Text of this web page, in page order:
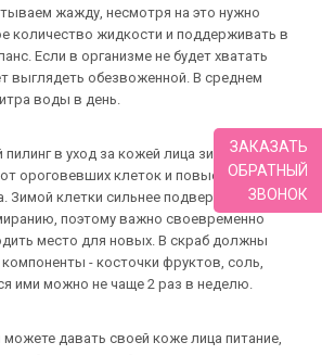
жажду, несмотря на это нужно
количество жидкости и поддерживать в
Если в организме не будет хватать
выглядеть обезвоженной. В среднем
воды в день.
в уход за кожей лица зимой. Он
ороговевших клеток и повысит
Зимой клетки сильнее подвержены
поэтому важно своевременно
место для новых. В скраб должны
- косточки фруктов, соль,
ими можно не чаще 2 раз в неделю.
давать своей коже лица питание,
ЗАКАЗАТЬ
ОБРАТНЫЙ
ЗВОНОК